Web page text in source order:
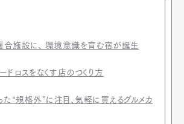
合施設に、 環境意識を育む宿が誕生
ドロスをなくす店のつくり方
“規格外”に注目、気軽に買えるグルメカ